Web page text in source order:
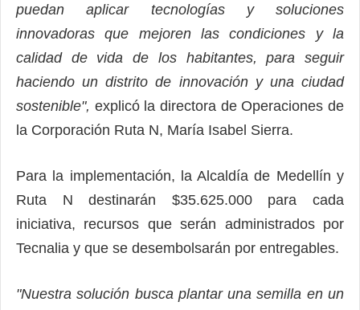
puedan aplicar tecnologías y soluciones
innovadoras que mejoren las condiciones y la
calidad de vida de los habitantes, para seguir
haciendo un distrito de innovación y una ciudad
sostenible", explicó la directora de Operaciones de
la Corporación Ruta N, María Isabel Sierra.
Para la implementación, la Alcaldía de Medellín y
Ruta N destinarán $35.625.000 para cada
iniciativa, recursos que serán administrados por
Tecnalia y que se desembolsarán por entregables.
"Nuestra solución busca plantar una semilla en un